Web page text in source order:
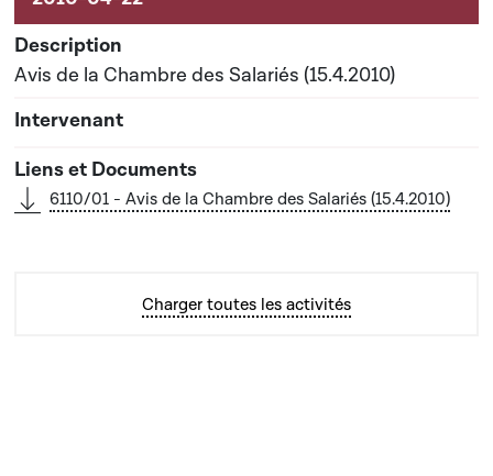
Avis de la Chambre des Salariés (15.4.2010)
6110/01 - Avis de la Chambre des Salariés (15.4.2010)
Charger toutes les activités